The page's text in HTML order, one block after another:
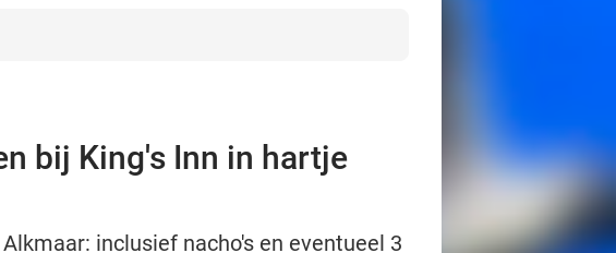
bij King's Inn in hartje
inclusief nacho's en eventueel 3